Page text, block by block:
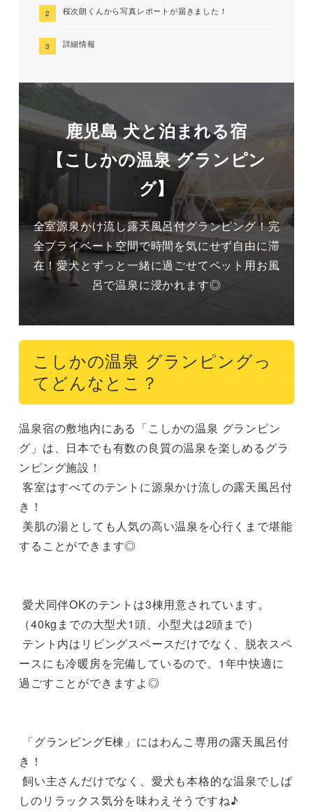
桜次朗くんから写真レポートが届きました！
詳細情報
鹿児島 犬と泊まれる宿
【こしかの温泉 グランピン
グ】
全室源泉かけ流し露天風呂付グランピング！完
全プライベート空間で時間を気にせず自由に滞
在！愛犬とずっと一緒に過ごせてペット用お風
呂で温泉に浸かれます◎
こしかの温泉 グランピングっ
てどんなとこ？
温泉宿の敷地内にある「こしかの温泉 グランピン
グ」は、日本でも有数の良質の温泉を楽しめるグラ
ンピング施設！
き！
することができます◎
（40kgまでの大型犬1頭、小型犬は2頭まで）
ースにも冷暖房を完備しているので、1年中快適に
過ごすことができますよ◎
き！
しのリラックス気分を味わえそうですね♪